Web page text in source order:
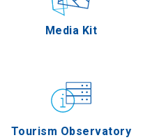
Media Kit
Tourism Observatory